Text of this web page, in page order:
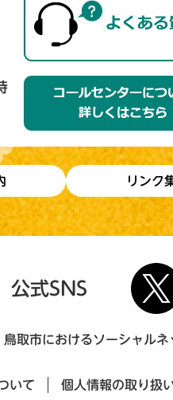
リンク
公式SNS
鳥取市におけるソーシャル
いて 個人情報の取り扱